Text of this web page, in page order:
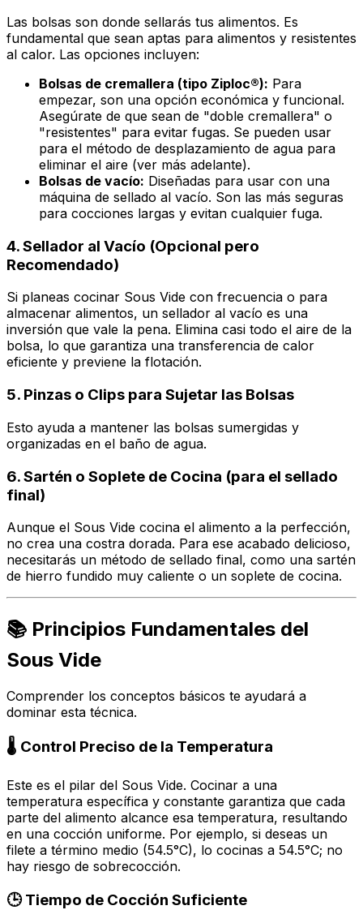
Las bolsas son donde sellarás tus alimentos. Es
fundamental que sean aptas para alimentos y resistentes
al calor. Las opciones incluyen:
Bolsas de cremallera (tipo Ziploc®): Para
empezar, son una opción económica y funcional.
Asegúrate de que sean de "doble cremallera" o
"resistentes" para evitar fugas. Se pueden usar
para el método de desplazamiento de agua para
eliminar el aire (ver más adelante).
Bolsas de vacío: Diseñadas para usar con una
máquina de sellado al vacío. Son las más seguras
para cocciones largas y evitan cualquier fuga.
4.Sellador al Vacío (Opcional pero
Recomendado)
Si planeas cocinar Sous Vide con frecuencia o para
almacenar alimentos, un sellador al vacío es una
inversión que vale la pena. Elimina casi todo el aire de la
bolsa, lo que garantiza una transferencia de calor
eficiente y previene la flotación.
5. Pinzas o Clips para Sujetar las Bolsas
Esto ayuda a mantener las bolsas sumergidas y
organizadas en el baño de agua.
6.Sartén o Soplete de Cocina (para el sellado
final)
Aunque el Sous Vide cocina el alimento a la perfección,
no crea una costra dorada. Para ese acabado delicioso,
necesitarás un método de sellado final, como una sartén
de hierro fundido muy caliente o un soplete de cocina.
📚 Principios Fundamentales del
Sous Vide
Comprender los conceptos básicos te ayudará a
dominar esta técnica.
🌡️ Control Preciso de la Temperatura
Este es el pilar del Sous Vide. Cocinar a una
temperatura específica y constante garantiza que cada
parte del alimento alcance esa temperatura, resultando
en una cocción uniforme. Por ejemplo, si deseas un
filete a término medio (54.5°C), lo cocinas a 54.5°C; no
hay riesgo de sobrecocción.
🕒 Tiempo de Cocción Suficiente